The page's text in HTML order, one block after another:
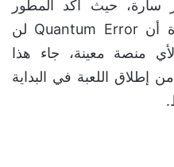
سارة، حيث أكد المطور
TeamKill Media في تغريدة أن Quantum Error لن
منصة معينة، جاء هذا
اللعبة في البداية